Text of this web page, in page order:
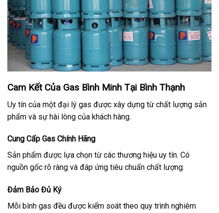
Cam Kết Của Gas Bình Minh Tại Bình Thạnh
Uy tín của một đại lý gas được xây dựng từ chất lượng sản
phẩm và sự hài lòng của khách hàng.
Cung Cấp Gas Chính Hãng
Sản phẩm được lựa chọn từ các thương hiệu uy tín. Có
nguồn gốc rõ ràng và đáp ứng tiêu chuẩn chất lượng.
Đảm Bảo Đủ Ký
Mỗi bình gas đều được kiểm soát theo quy trình nghiêm